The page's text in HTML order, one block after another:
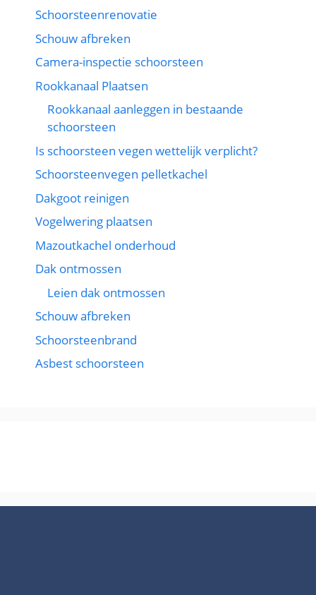
Schoorsteenrenovatie
Schouw afbreken
Camera-inspectie schoorsteen
Rookkanaal Plaatsen
Rookkanaal aanleggen in bestaande
schoorsteen
Is schoorsteen vegen wettelijk verplicht?
Schoorsteenvegen pelletkachel
Dakgoot reinigen
Vogelwering plaatsen
Mazoutkachel onderhoud
Dak ontmossen
Leien dak ontmossen
Schouw afbreken
Schoorsteenbrand
Asbest schoorsteen